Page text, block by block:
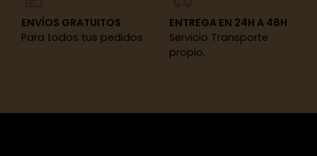
ENVÍOS GRATUITOS
Para todos tus pedidos
ENTREGA EN 24H A 48H
Servicio Transporte
propio.